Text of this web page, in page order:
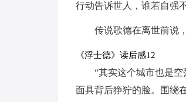
行动告诉世人，谁若自强
传说歌德在离世前说
《浮士德》读后感12
“其实这个城市也是
面具背后狰狞的脸。围绕